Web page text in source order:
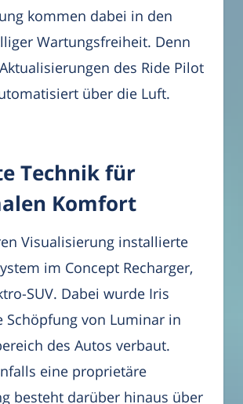
kommen dabei in den
Wartungsfreiheit. Denn
des Ride Pilot
über die Luft.
Technik für
Komfort
Visualisierung installierte
im Concept Recharger,
SUV. Dabei wurde Iris
Schöpfung von Luminar in
des Autos verbaut.
eine proprietäre
besteht darüber hinaus über